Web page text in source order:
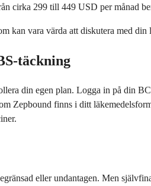
cirka 299 till 449 USD per månad
kan vara värda att diskutera med
täckning
din egen plan. Logga in på din
Zepbound finns i ditt
eller undantagen. Men